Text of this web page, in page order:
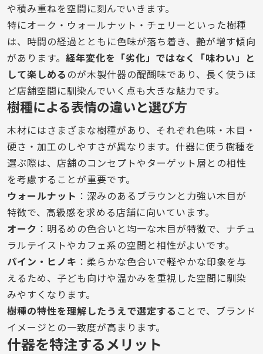
や積み重ねを空間に刻んでいきます。
特にオーク・ウォールナット・チェリーといった樹種
は、時間の経過とともに色味が落ち着き、艶が増す傾向
があります。 経年変化を「劣化」ではなく「味わい」と
して楽しめる のが木製什器の醍醐味であり、長く使うほ
ど店舗空間に馴染んでいく点も大きな魅力です。
樹種による表情の違いと選び方
木材にはさまざまな樹種があり、それぞれ色味・木目・
硬さ・加工のしやすさが異なります。什器に使う樹種を
選ぶ際は、店舗のコンセプトやターゲット層との相性
を考慮することが重要です。
ウォールナット ：深みのあるブラウンと力強い木目が
特徴で、高級感を求める店舗に向いています。
オーク ：明るめの色合いと均一な木目が特徴で、ナチュ
ラルテイストやカフェ系の空間と相性がよいです。
パイン・ヒノキ ：柔らかな色合いで軽やかな印象を与
えるため、子ども向けや温かみを重視した空間に馴染
みやすくなります。
樹種の特性を理解したうえで選定する ことで、ブランド
イメージとの一致度が高まります。
什器を特注するメリット